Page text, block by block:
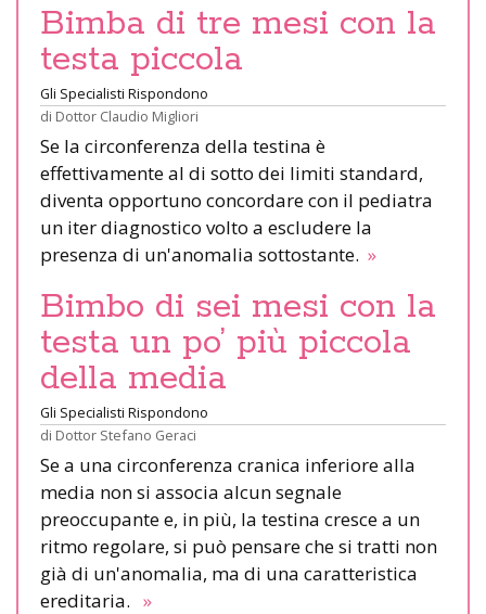
Bimba di tre mesi con la
testa piccola
Gli Specialisti Rispondono
di Dottor Claudio Migliori
Se la circonferenza della testina è
effettivamente al di sotto dei limiti standard,
diventa opportuno concordare con il pediatra
un iter diagnostico volto a escludere la
presenza di un'anomalia sottostante. »
Bimbo di sei mesi con la
testa un po’ più piccola
della media
Gli Specialisti Rispondono
di Dottor Stefano Geraci
Se a una circonferenza cranica inferiore alla
media non si associa alcun segnale
preoccupante e, in più, la testina cresce a un
ritmo regolare, si può pensare che si tratti non
già di un'anomalia, ma di una caratteristica
ereditaria. »